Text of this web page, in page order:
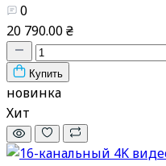
0
20 790.00 ₴
Купить
новинка
Хит